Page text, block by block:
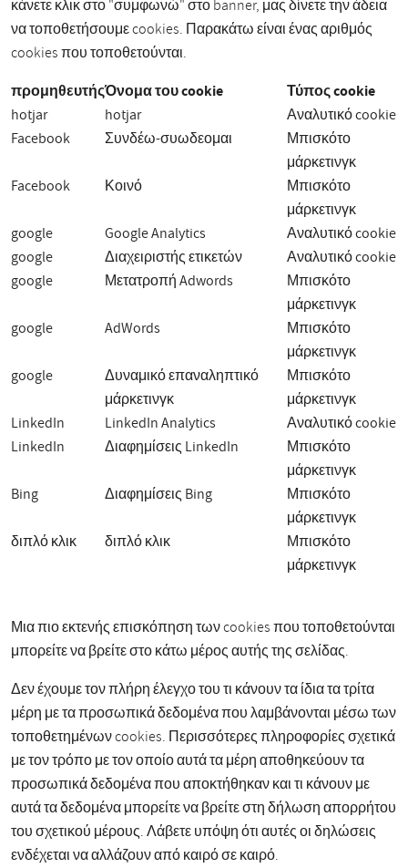
κάνετε κλικ στο "συμφωνώ" στο banner, μας δίνετε την άδεια
να τοποθετήσουμε cookies. Παρακάτω είναι ένας αριθμός
cookies που τοποθετούνται.
προμηθευτήςΌνομα του cookie Τύπος cookie
hotjar hotjar
Αναλυτικό cookie
Facebook
Συνδέω-συωδεομαι
Μπισκότο
μάρκετινγκ
Facebook
Κοινό
Μπισκότο
μάρκετινγκ
google
Google Analytics
Αναλυτικό cookie
google
Διαχειριστής ετικετών
Αναλυτικό cookie
google
Μετατροπή Adwords
Μπισκότο
μάρκετινγκ
google
AdWords
Μπισκότο
μάρκετινγκ
google
Δυναμικό επαναληπτικό
μάρκετινγκ
Μπισκότο
μάρκετινγκ
LinkedIn
LinkedIn Analytics
Αναλυτικό cookie
LinkedIn
Διαφημίσεις LinkedIn
Μπισκότο
μάρκετινγκ
Bing
Διαφημίσεις Bing
Μπισκότο
μάρκετινγκ
διπλό κλικ
διπλό κλικ
Μπισκότο
μάρκετινγκ
Μια πιο εκτενής επισκόπηση των cookies που τοποθετούνται
μπορείτε να βρείτε στο κάτω μέρος αυτής της σελίδας.
Δεν έχουμε τον πλήρη έλεγχο του τι κάνουν τα ίδια τα τρίτα
μέρη με τα προσωπικά δεδομένα που λαμβάνονται μέσω των
τοποθετημένων cookies. Περισσότερες πληροφορίες σχετικά
με τον τρόπο με τον οποίο αυτά τα μέρη αποθηκεύουν τα
προσωπικά δεδομένα που αποκτήθηκαν και τι κάνουν με
αυτά τα δεδομένα μπορείτε να βρείτε στη δήλωση απορρήτου
του σχετικού μέρους. Λάβετε υπόψη ότι αυτές οι δηλώσεις
ενδέχεται να αλλάζουν από καιρό σε καιρό.